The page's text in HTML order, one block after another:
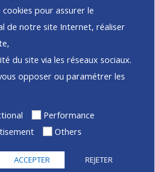
|Mentions Légales|RGPD
|Nous suivre
cookies pour assurer le
de notre site Internet, réaliser
du site via les réseaux sociaux.
opposer ou paramétrer les
Performance
Others
ACCEPTER REJETER